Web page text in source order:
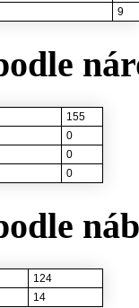
9
155
0
0
0
124
14